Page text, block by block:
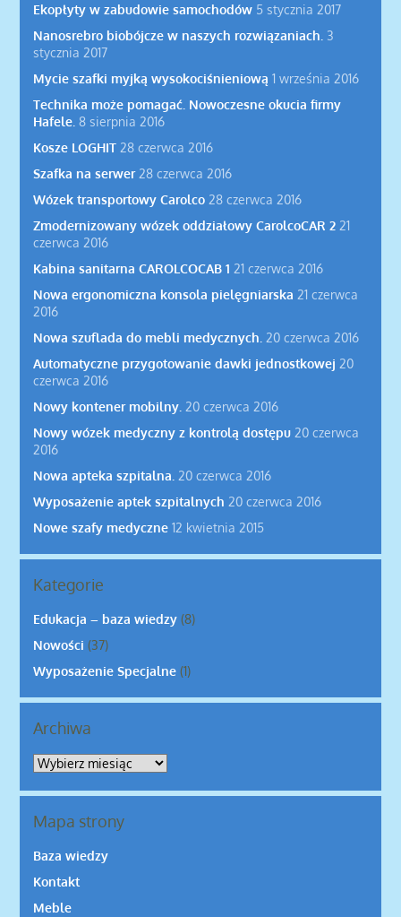
Ekopłyty w zabudowie samochodów 5 stycznia 2017
Nanosrebro biobójcze w naszych rozwiązaniach. 3
stycznia 2017
Mycie szafki myjką wysokociśnieniową 1 września 2016
Technika może pomagać. Nowoczesne okucia firmy
Hafele. 8 sierpnia 2016
Kosze LOGHIT 28 czerwca 2016
Szafka na serwer 28 czerwca 2016
Wózek transportowy Carolco 28 czerwca 2016
Zmodernizowany wózek oddziałowy CarolcoCAR 2 21
czerwca 2016
Kabina sanitarna CAROLCOCAB 1 21 czerwca 2016
Nowa ergonomiczna konsola pielęgniarska 21 czerwca
2016
Nowa szuflada do mebli medycznych. 20 czerwca 2016
Automatyczne przygotowanie dawki jednostkowej 20
czerwca 2016
Nowy kontener mobilny. 20 czerwca 2016
Nowy wózek medyczny z kontrolą dostępu 20 czerwca
2016
Nowa apteka szpitalna. 20 czerwca 2016
Wyposażenie aptek szpitalnych 20 czerwca 2016
Nowe szafy medyczne 12 kwietnia 2015
Kategorie
Edukacja – baza wiedzy (8)
Nowości (37)
Wyposażenie Specjalne (1)
Archiwa
Archiwa
Mapa strony
Baza wiedzy
Kontakt
Meble